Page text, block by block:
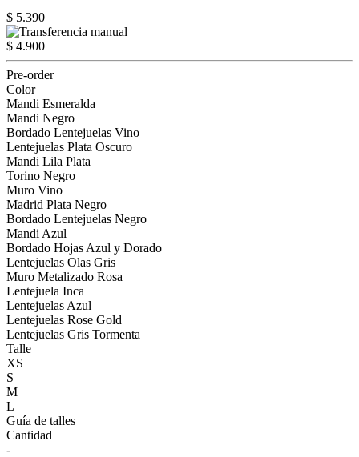
$ 5.390
$ 4.900
Pre-order
Color
Mandi Esmeralda
Mandi Negro
Bordado Lentejuelas Vino
Lentejuelas Plata Oscuro
Mandi Lila Plata
Torino Negro
Muro Vino
Madrid Plata Negro
Bordado Lentejuelas Negro
Mandi Azul
Bordado Hojas Azul y Dorado
Lentejuelas Olas Gris
Muro Metalizado Rosa
Lentejuela Inca
Lentejuelas Azul
Lentejuelas Rose Gold
Lentejuelas Gris Tormenta
Talle
XS
S
M
L
Guía de talles
Cantidad
-